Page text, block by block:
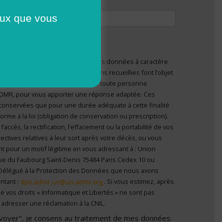
moins de
je consens au traitement de mes données à
en matière de protection des données à caractère
informons que les informations recueillies font l’objet
pour vous apporter une réponse adaptée. Ces
que pour une durée adéquate à cette finalité
à la loi (obligation de conservation ou prescription).
la rectification, l’effacement ou la portabilité de vos
relatives à leur sort après votre décès, ou vous
pour un motif légitime en vous adressant à : Union
du Faubourg Saint-Denis 75484 Paris Cedex 10 ou
à la Protection des Données que nous avons
:
. Si vous estimez, après
vos droits « Informatique et Libertés » ne sont pas
une réclamation à la CNIL.
je consens au traitement de mes données
que vous